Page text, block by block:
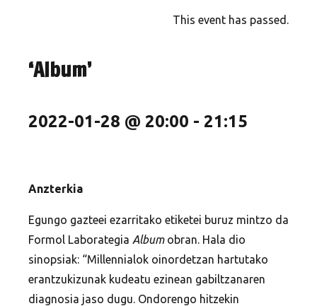
This event has passed.
‘Album’
2022-01-28 @ 20:00 - 21:15
Anzterkia
Egungo gazteei ezarritako etiketei buruz mintzo da
Formol Laborategia Albumobran. Hala dio
sinopsiak: “Millennialok oinordetzan hartutako
erantzukizunak kudeatu ezinean gabiltzanaren
diagnosia jaso dugu. Ondorengo hitzekin